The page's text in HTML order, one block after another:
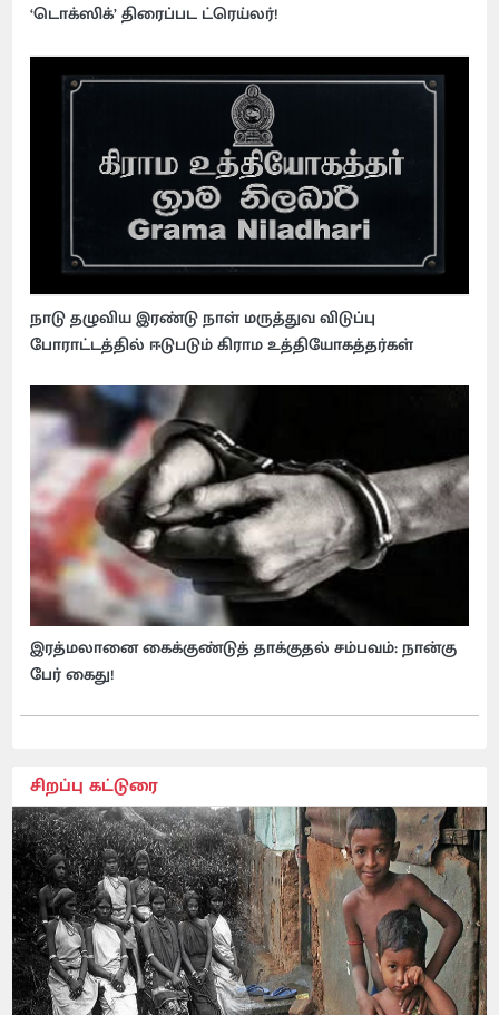
‘டொக்ஸிக்’ திரைப்பட ட்ரெய்லர்!
நாடு தழுவிய இரண்டு நாள் மருத்துவ விடுப்பு
போராட்டத்தில் ஈடுபடும் கிராம உத்தியோகத்தர்கள்
இரத்மலானை கைக்குண்டுத் தாக்குதல் சம்பவம்: நான்கு
பேர் கைது!
சிறப்பு கட்டுரை